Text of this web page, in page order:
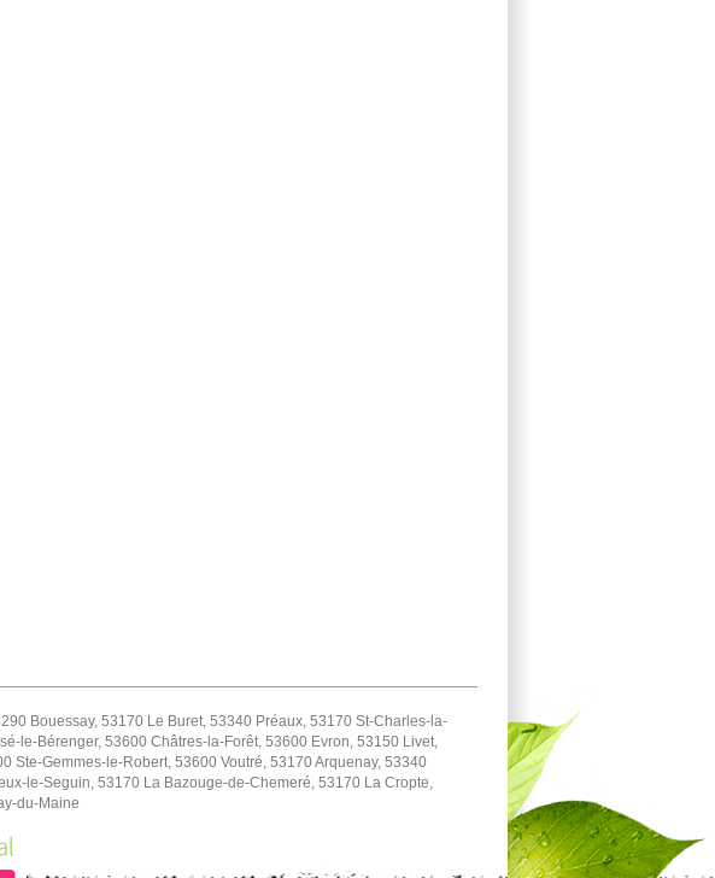
Bouessay, 53170 Le Buret, 53340 Préaux, 53170 St-Charles-la-
le-Bérenger, 53600 Châtres-la-Forêt, 53600 Evron, 53150 Livet,
Ste-Gemmes-le-Robert, 53600 Voutré, 53170 Arquenay, 53340
le-Seguin, 53170 La Bazouge-de-Chemeré, 53170 La Cropte,
du-Maine